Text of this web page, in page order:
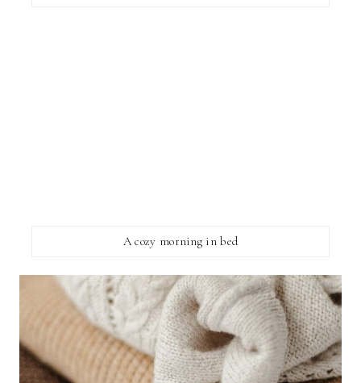
A cozy morning in bed